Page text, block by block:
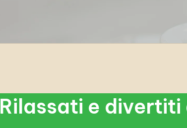
Rilassati e divertiti